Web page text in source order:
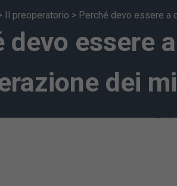
Il preoperatorio > Perché devo essere a
devo essere
dei
We
We use our
habits and
can access